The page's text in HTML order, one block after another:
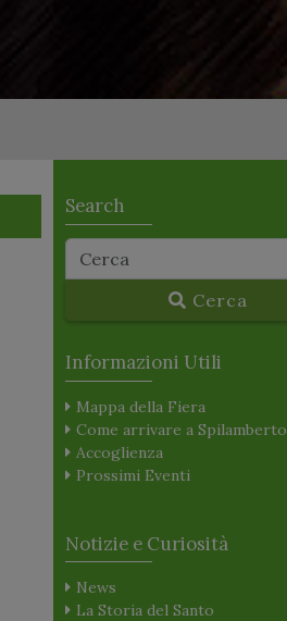
Search
Cerca
Informazioni Utili
Mappa della Fiera
Come arrivare a Spilamberto
Accoglienza
Prossimi Eventi
Notizie e Curiosità
News
La Storia del Santo